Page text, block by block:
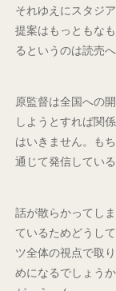
それゆえにスタジ
提案はもっともな
るというのは読売
原監督は全国への
しようとすれば関
はいきません。も
通じて発信してい
話が散らかってし
ているためどうし
ツ全体の視点で取
めになるでしょう